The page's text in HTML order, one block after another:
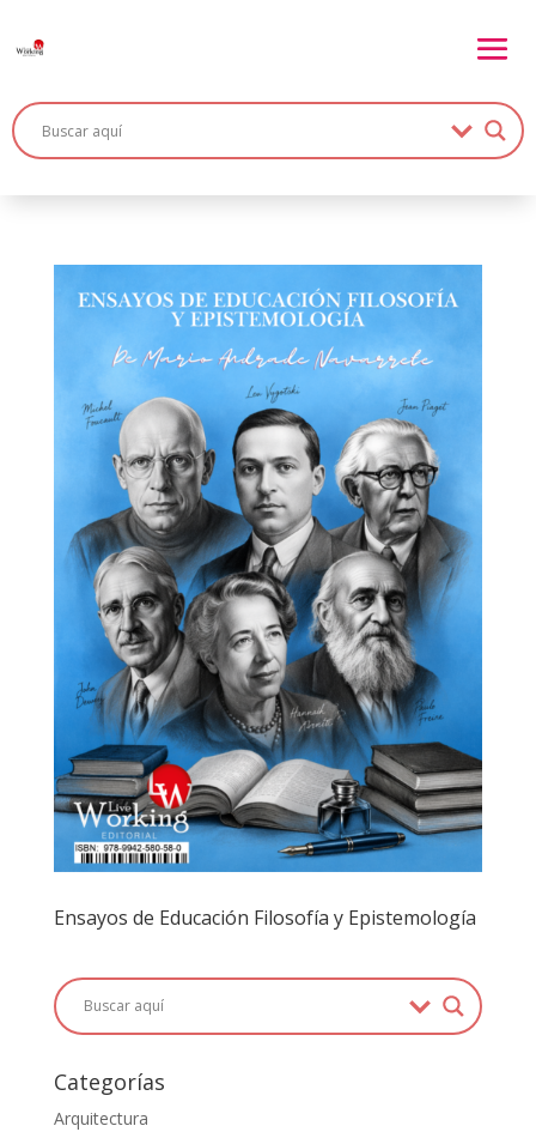
Ensayos de Educación Filosofía y Epistemología
Categorías
Arquitectura